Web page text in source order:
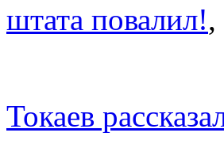
штата повалил!,
Токаев